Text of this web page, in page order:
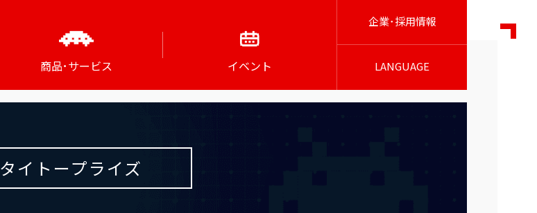
商品･サービス イベント
企業･採用情報
LANGUAGE
タイトープライズ